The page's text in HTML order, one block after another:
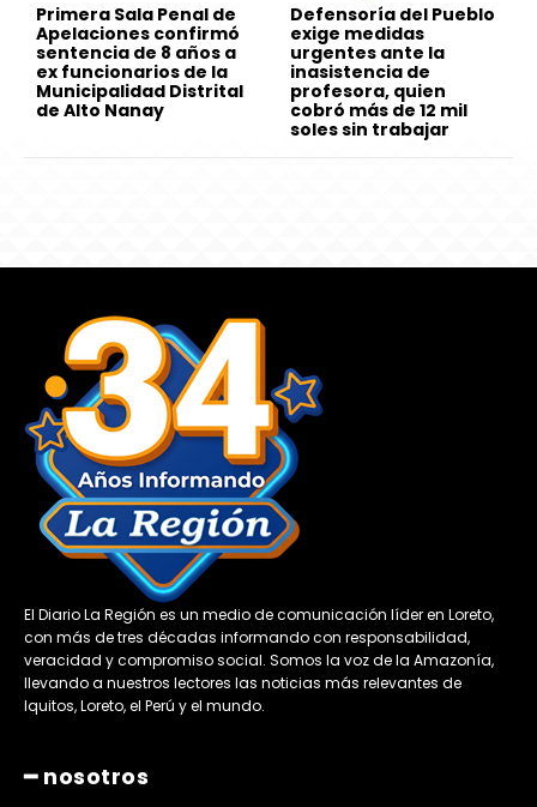
Primera Sala Penal de
Apelaciones confirmó
sentencia de 8 años a
ex funcionarios de la
Municipalidad Distrital
de Alto Nanay
Defensoría del Pueblo
exige medidas
urgentes ante la
inasistencia de
profesora, quien
cobró más de 12 mil
soles sin trabajar
El Diario La Región es un medio de comunicación líder en Loreto,
con más de tres décadas informando con responsabilidad,
veracidad y compromiso social. Somos la voz de la Amazonía,
llevando a nuestros lectores las noticias más relevantes de
Iquitos, Loreto, el Perú y el mundo.
━ nosotros